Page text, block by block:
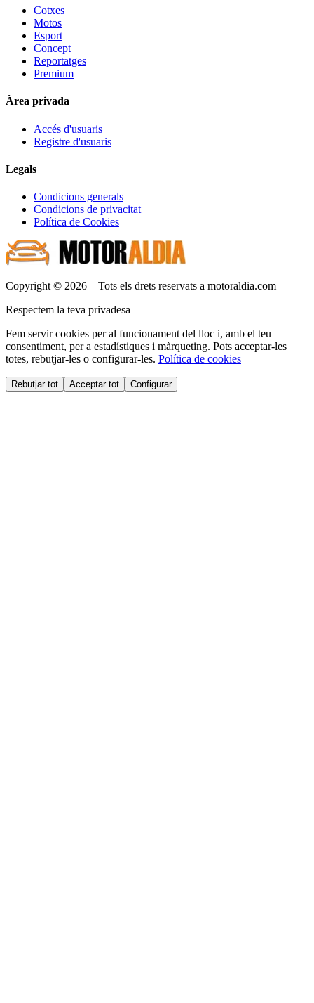
Cotxes
Motos
Esport
Concept
Reportatges
Premium
Àrea privada
Accés d'usuaris
Registre d'usuaris
Legals
Condicions generals
Condicions de privacitat
Política de Cookies
Copyright © 2026 – Tots els drets reservats a motoraldia.com
Respectem la teva privadesa
Fem servir cookies per al funcionament del lloc i, amb el teu
consentiment, per a estadístiques i màrqueting. Pots acceptar-les
totes, rebutjar-les o configurar-les. Política de cookies
Rebutjar tot Acceptar tot Configurar